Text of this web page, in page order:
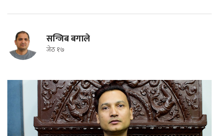
सन्जिब बगाले
जेठ १७